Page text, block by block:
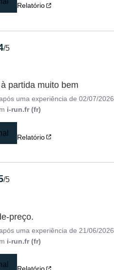
Relatório
/5
partida muito bem
após uma experiência de02/07/2026
i-run.fr (fr)
Relatório
/5
preço.
após uma experiência de 21/06/2026
i-run.fr (fr)